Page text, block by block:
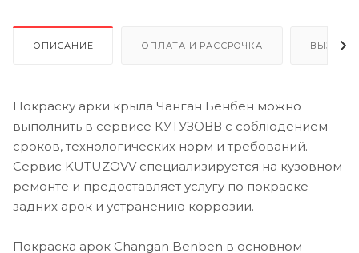
ОПИСАНИЕ ОПЛАТА И РАССРОЧКА ВЫЗОВ
Покраску арки крыла Чанган Бенбен можно
выполнить в сервисе КУТУЗОВВ с соблюдением
сроков, технологических норм и требований.
Сервис KUTUZOVV специализируется на кузовном
ремонте и предоставляет услугу по покраске
задних арок и устранению коррозии.
Покраска арок Changan Benben в основном